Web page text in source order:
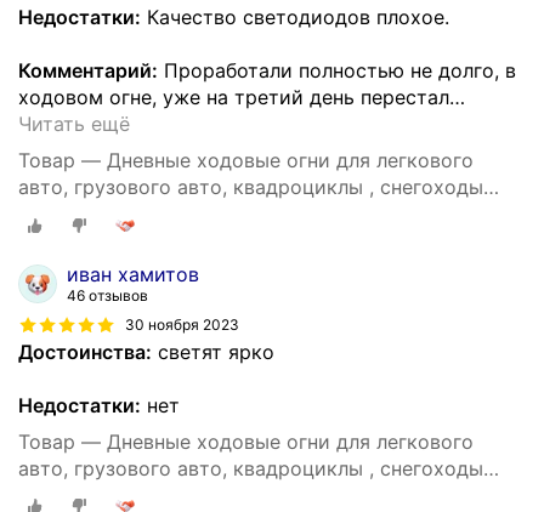
Недостатки: Качество светодиодов плохое.
Комментарий: Проработали полностью не долго, в
ходовом огне, уже на третий день перестал…
Читать ещё
Товар — Дневные ходовые огни для легкового
авто, грузового авто, квадроциклы , снегоходы
/155*41*40 мм / 90Вт / ELEMENT / белый цвет / 1
шт.
иван хамитов
46 отзывов
30 ноября 2023
Достоинства: светят ярко
Недостатки: нет
Товар — Дневные ходовые огни для легкового
авто, грузового авто, квадроциклы , снегоходы
/155*41*40 мм / 90Вт / ELEMENT / белый цвет / 1